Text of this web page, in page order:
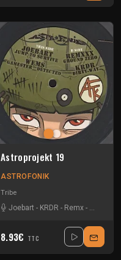
-Wems
Astroprojekt 19
ASTROFONIK
Tribe
Joebart - KRDR - Remx -
8.93€ TTC